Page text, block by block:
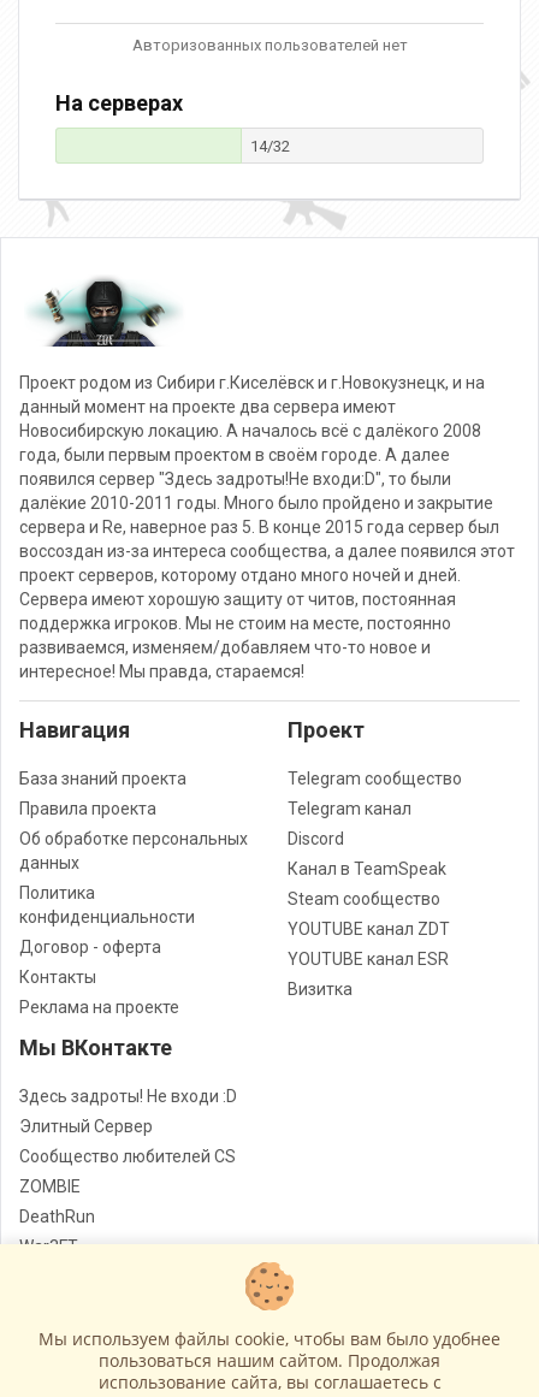
Авторизованных пользователей нет
На серверах
14/32
Проект родом из Сибири г.Киселёвск и г.Новокузнецк, и на
данный момент на проекте два сервера имеют
Новосибирскую локацию. А началось всё с далёкого 2008
года, были первым проектом в своём городе. А далее
появился сервер "Здесь задроты!Не входи:D", то были
далёкие 2010-2011 годы. Много было пройдено и закрытие
сервера и Re, наверное раз 5. В конце 2015 года сервер был
воссоздан из-за интереса сообщества, а далее появился этот
проект серверов, которому отдано много ночей и дней.
Сервера имеют хорошую защиту от читов, постоянная
поддержка игроков. Мы не стоим на месте, постоянно
развиваемся, изменяем/добавляем что-то новое и
интересное! Мы правда, стараемся!
Навигация
База знаний проекта
Правила проекта
Об обработке персональных
данных
Политика
конфиденциальности
Договор - оферта
Контакты
Реклама на проекте
Проект
Telegram сообщество
Telegram канал
Discord
Канал в TeamSpeak
Steam сообщество
YOUTUBE канал ZDT
YOUTUBE канал ESR
Визитка
Мы ВКонтакте
Здесь задроты! Не входи :D
Элитный Сервер
Сообщество любителей CS
ZOMBIE
DeathRun
War3FT
Лучшие сервера Counter - Strike © Все права защищены
Мы используем файлы cookie, чтобы вам было удобнее
пользоваться нашим сайтом. Продолжая
использование сайта, вы соглашаетесь c